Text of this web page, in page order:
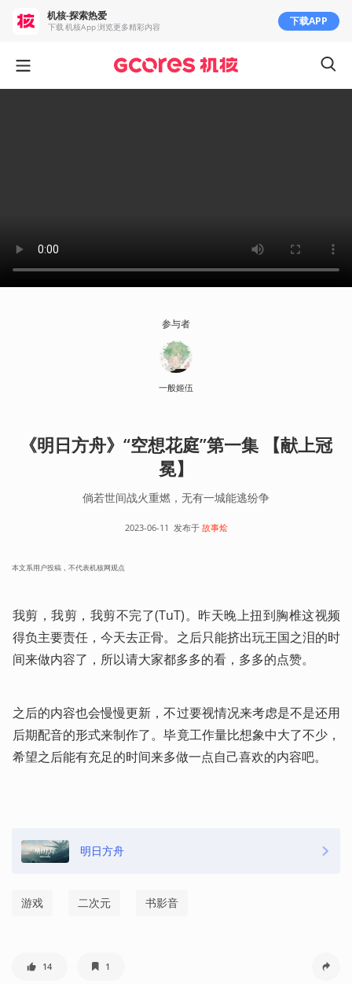
参与者
一般姬伍
《明日方舟》“空想花庭”第一集 【献上冠
冕】
倘若世间战火重燃，无有一城能逃纷争
2023-06-11 发布于 故事烩
本文系用户投稿，不代表机核网观点
我剪，我剪，我剪不完了(TuT)。昨天晚上扭到胸椎这视频
得负主要责任，今天去正骨。之后只能挤出玩王国之泪的时
间来做内容了，所以请大家都多多的看，多多的点赞。
之后的内容也会慢慢更新，不过要视情况来考虑是不是还用
后期配音的形式来制作了。毕竟工作量比想象中大了不少，
希望之后能有充足的时间来多做一点自己喜欢的内容吧。
明日方舟
游戏 二次元 书影音
14 1
机核-探索热爱
下载 机核App 浏览更多精彩内容 下载APP